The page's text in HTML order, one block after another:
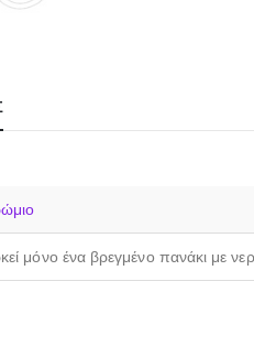
μόνο ένα βρεγμένο πανάκι με